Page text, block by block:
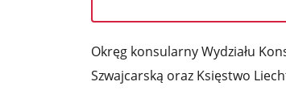
Okręg konsularny Wydziału
Szwajcarską oraz Księstwo